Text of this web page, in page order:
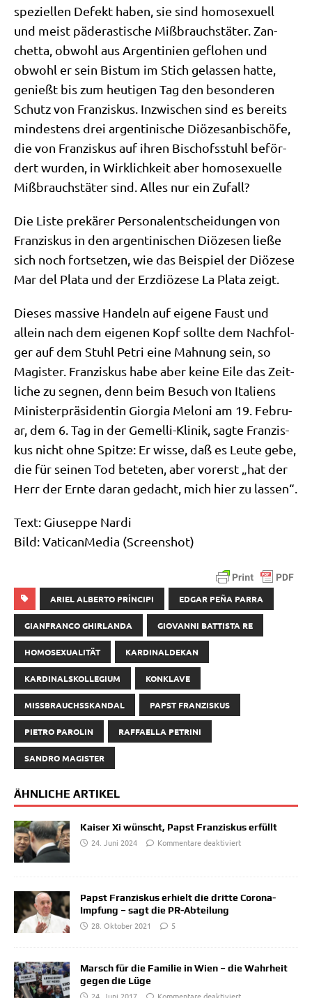
spe­zi­el­len Defekt haben, sie sind homo­se­xu­ell
und meist päd­era­sti­sche Miß­brauchs­tä­ter. Zan­
chet­ta, obwohl aus Argen­ti­ni­en geflo­hen und
obwohl er sein Bis­tum im Stich gelas­sen hat­te,
genießt bis zum heu­ti­gen Tag den beson­de­ren
Schutz von Fran­zis­kus. Inzwi­schen sind es bereits
min­de­stens drei argen­ti­ni­sche Diö­ze­san­bi­schö­fe,
die von Fran­zis­kus auf ihren Bischofs­stuhl beför­
dert wur­den, in Wirk­lich­keit aber homo­se­xu­el­le
Miß­brauchs­tä­ter sind. Alles nur ein Zufall?
Die Liste pre­kä­rer Per­so­nal­ent­schei­dun­gen von
Fran­zis­kus in den argen­ti­ni­schen Diö­ze­sen lie­ße
sich noch fort­set­zen, wie das Bei­spiel der Diö­ze­se
Mar del Pla­ta und der Erz­diö­ze­se La Pla­ta zeigt.
Die­ses mas­si­ve Han­deln auf eige­ne Faust und
allein nach dem eige­nen Kopf soll­te dem Nach­fol­
ger auf dem Stuhl Petri eine Mah­nung sein, so
Magi­ster. Fran­zis­kus habe aber kei­ne Eile das Zeit­
li­che zu seg­nen, denn beim Besuch von Ita­li­ens
Mini­ster­prä­si­den­tin Gior­gia Melo­ni am 19. Febru­
ar, dem 6. Tag in der Gemel­li-Kli­nik, sag­te Fran­zis­
kus nicht ohne Spit­ze: Er wis­se, daß es Leu­te gebe,
die für sei­nen Tod bete­ten, aber vor­erst „hat der
Herr der Ern­te dar­an gedacht, mich hier zu lassen“.
Text: Giu­sep­pe Nar­di
Bild: Vati­can­Me­dia (Screen­shot)
ARIEL ALBERTO PRÍNCIPI EDGAR PEÑA PARRA
GIANFRANCO GHIRLANDA GIOVANNI BATTISTA RE
HOMOSEXUALITÄT KARDINALDEKAN
KARDINALSKOLLEGIUM KONKLAVE
MISSBRAUCHSSKANDAL PAPST FRANZISKUS
PIETRO PAROLIN RAFFAELLA PETRINI
SANDRO MAGISTER
ÄHNLICHE ARTIKEL
Kaiser Xi wünscht, Papst Franziskus erfüllt
24. Juni 2024
Kommentare deaktiviert
Papst Franziskus erhielt die dritte Corona-
Impfung – sagt die PR-Abteilung
28. Oktober 2021
5
Marsch für die Familie in Wien – die Wahrheit
gegen die Lüge